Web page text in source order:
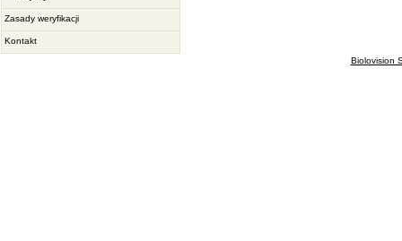
Zasady weryfikacji
Kontakt
Biolovision